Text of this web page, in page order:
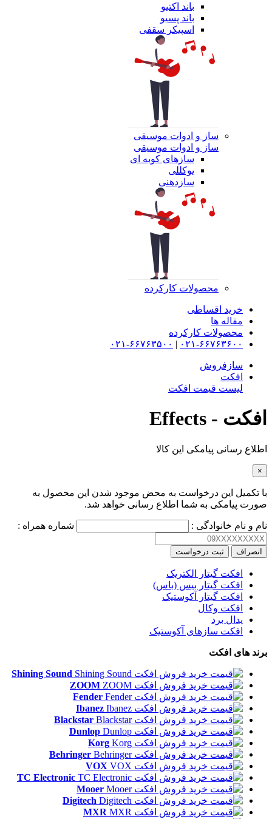
باند اکتیو
باند پسیو
اسپیکر سقفی
ساز و ادوات موسیقی
ساز و ادوات موسیقی
سازهای کوبه ای
یوکللی
سازدهنی
محصولات کارکرده
خرید اقساطی
مقاله ها
محصولات کارکرده
۰۲۱-۶۶۷۶۳۶۰۰ | ۰۲۱-۶۶۷۶۳۵۰۰
سازفروش
افکت
لیست قیمت افکت
افکت - Effects
اطلاع رسانی پیامکی این کالا
×
با تکمیل این درخواست به محض موجود شدن این محصول به
صورت پیامکی به شما اطلاع رسانی خواهد شد.
نام و نام خانوادگی : شماره همراه :
انصراف ثبت درخواست
افکت گیتار الکتریک
افکت گیتار بیس (باس)
افکت گیتار آکوستیک
افکت وکال
پدال برد
افکت سازهای آکوستیک
برند های افکت
Shining Sound
ZOOM
Fender
Ibanez
Blackstar
Dunlop
Korg
Behringer
VOX
TC Electronic
Mooer
Digitech
MXR